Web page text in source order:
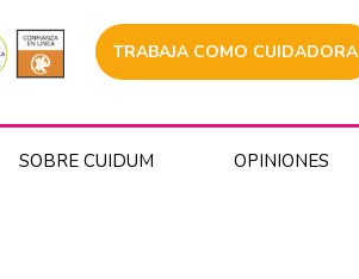
TRABAJA COMO CUIDADORA
SOBRE CUIDUM OPINIONES